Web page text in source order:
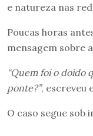
e natureza nas
Poucas horas
mensagem sobre
“Quem foi o doido
ponte?”, escreveu
O caso segue sob